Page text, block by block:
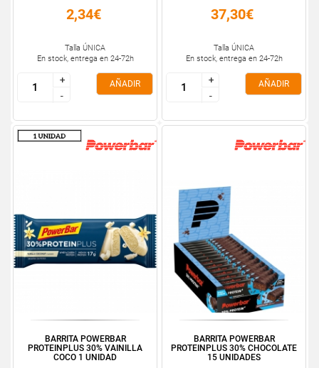
2,34€
Talla ÚNICA
En stock, entrega en 24-72h
+
-
+
-
AÑADIR
37,30€
Talla ÚNICA
En stock, entrega en 24-72h
+
-
+
-
AÑADIR
BARRITA POWERBAR
PROTEINPLUS 30% VAINILLA
COCO 1 UNIDAD
BARRITA POWERBAR
PROTEINPLUS 30% CHOCOLATE
15 UNIDADES